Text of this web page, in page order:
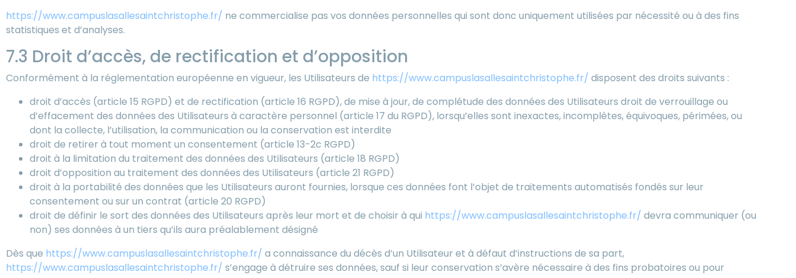
https://www.campuslasallesaintchristophe.fr/ ne commercialise pas vos données personnelles qui sont donc uniquement utilisées par nécessité ou à des fins
statistiques et d’analyses.
7.3 Droit d’accès, de rectification et d’opposition
Conformément à la réglementation européenne en vigueur, les Utilisateurs de https://www.campuslasallesaintchristophe.fr/ disposent des droits suivants :
droit d’accès (article 15 RGPD) et de rectification (article 16 RGPD), de mise à jour, de complétude des données des Utilisateurs droit de verrouillage ou
d’effacement des données des Utilisateurs à caractère personnel (article 17 du RGPD), lorsqu’elles sont inexactes, incomplètes, équivoques, périmées, ou
dont la collecte, l’utilisation, la communication ou la conservation est interdite
droit de retirer à tout moment un consentement (article 13-2c RGPD)
droit à la limitation du traitement des données des Utilisateurs (article 18 RGPD)
droit d’opposition au traitement des données des Utilisateurs (article 21 RGPD)
droit à la portabilité des données que les Utilisateurs auront fournies, lorsque ces données font l’objet de traitements automatisés fondés sur leur
consentement ou sur un contrat (article 20 RGPD)
droit de définir le sort des données des Utilisateurs après leur mort et de choisir à qui https://www.campuslasallesaintchristophe.fr/ devra communiquer (ou
non) ses données à un tiers qu’ils aura préalablement désigné
Dès que https://www.campuslasallesaintchristophe.fr/ a connaissance du décès d’un Utilisateur et à défaut d’instructions de sa part,
https://www.campuslasallesaintchristophe.fr/ s’engage à détruire ses données, sauf si leur conservation s’avère nécessaire à des fins probatoires ou pour